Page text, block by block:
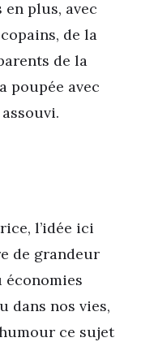
en plus, avec
de la
de la
poupée avec
l’idée ici
de grandeur
économies
dans nos vies,
ce sujet